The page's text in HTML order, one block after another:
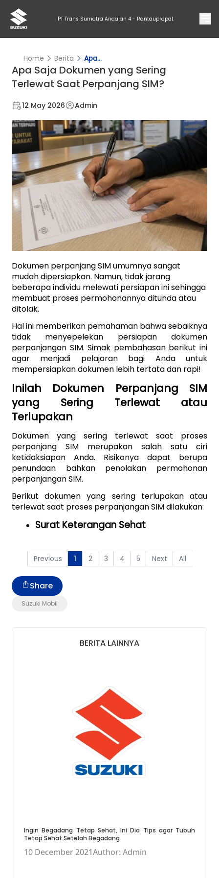
PT Trans Sumatra Andalan 4 - Rantauprapat
Home Berita Apa...
Apa Saja Dokumen yang Sering
Terlewat Saat Perpanjang SIM?
12 May 2026 Admin
Dokumen perpanjang SIM umumnya sangat
mudah dipersiapkan. Namun, tidak jarang
beberapa individu melewati persiapan ini sehingga
membuat proses permohonannya ditunda atau
ditolak.
Hal ini memberikan pemahaman bahwa sebaiknya
tidak menyepelekan persiapan dokumen
perpanjangan SIM. Simak pembahasan berikut ini
agar menjadi pelajaran bagi Anda untuk
mempersiapkan dokumen lebih tertata dan rapi!
Inilah Dokumen Perpanjang SIM
yang Sering Terlewat atau
Terlupakan
Dokumen yang sering terlewat saat proses
perpanjang SIM merupakan salah satu ciri
ketidaksiapan Anda. Risikonya dapat berupa
penundaan bahkan penolakan permohonan
perpanjangan SIM.
Berikut dokumen yang sering terlupakan atau
terlewat saat proses perpanjangan SIM dilakukan:
Surat Keterangan Sehat
Previous 1 2 3 4 5 Next All
Suzuki Mobil
Share
BERITA LAINNYA
Ingin Begadang Tetap Sehat, Ini Dia Tips agar Tubuh
Tetap Sehat Setelah Begadang
10 December 2021Author: Admin